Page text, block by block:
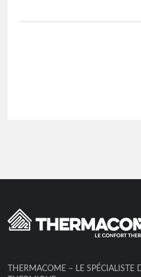
THERMACOME – LE SPÉCIALISTE